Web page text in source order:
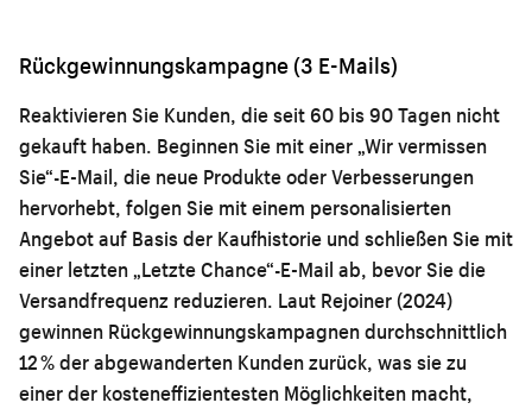
Rückgewinnungskampagne (3 E-Mails)
Reaktivieren Sie Kunden, die seit 60 bis 90 Tagen nicht
gekauft haben. Beginnen Sie mit einer „Wir vermissen
Sie“-E-Mail, die neue Produkte oder Verbesserungen
hervorhebt, folgen Sie mit einem personalisierten
Angebot auf Basis der Kaufhistorie und schließen Sie mit
einer letzten „Letzte Chance“-E-Mail ab, bevor Sie die
Versandfrequenz reduzieren. Laut Rejoiner (2024)
gewinnen Rückgewinnungskampagnen durchschnittlich
12 % der abgewanderten Kunden zurück, was sie zu
einer der kosteneffizientesten Möglichkeiten macht,